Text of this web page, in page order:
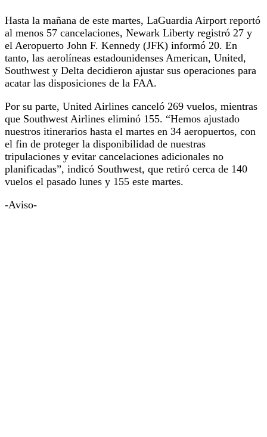
Hasta la mañana de este martes, LaGuardia Airport reportó
al menos 57 cancelaciones, Newark Liberty registró 27 y
el Aeropuerto John F. Kennedy (JFK) informó 20. En
tanto, las aerolíneas estadounidenses American, United,
Southwest y Delta decidieron ajustar sus operaciones para
acatar las disposiciones de la FAA.
Por su parte, United Airlines canceló 269 vuelos, mientras
que Southwest Airlines eliminó 155. “Hemos ajustado
nuestros itinerarios hasta el martes en 34 aeropuertos, con
el fin de proteger la disponibilidad de nuestras
tripulaciones y evitar cancelaciones adicionales no
planificadas”, indicó Southwest, que retiró cerca de 140
vuelos el pasado lunes y 155 este martes.
-Aviso-